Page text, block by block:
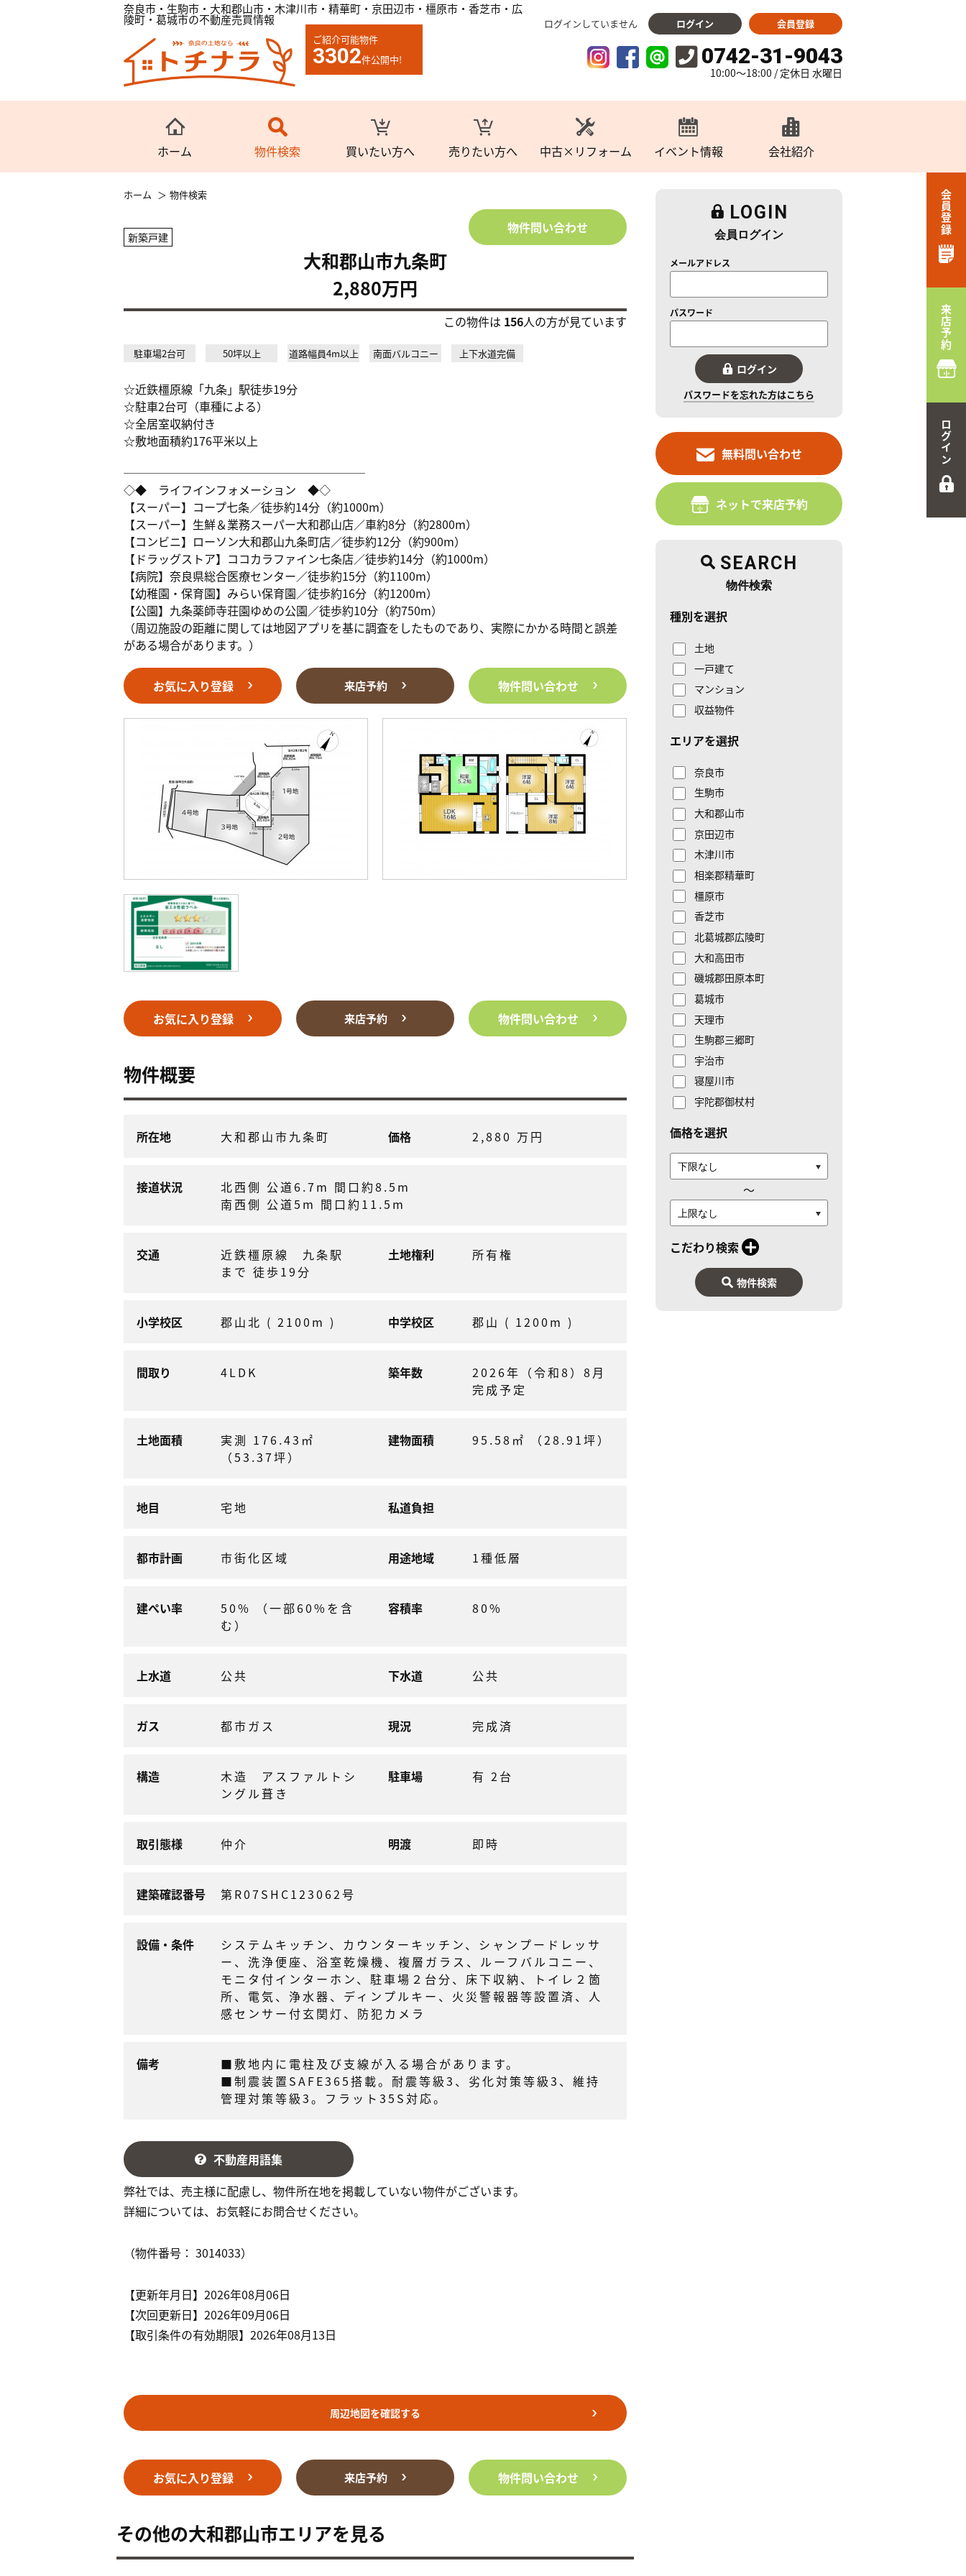
奈良市・生駒市・大和郡山市・木津川市・精華町・京田辺市・橿原市・香芝市・広
陵町・葛城市の不動産売買情報
ご紹介可能物件
3302件公開中!
ログインしていません ログイン 会員登録
0742-31-9043
10:00～18:00 / 定休日 水曜日
ホーム 物件検索 買いたい方へ 売りたい方へ 中古×リフォーム イベント情報 会社紹介
会員登録
来店予約
ログイン
ホーム 物件検索
新築戸建
大和郡山市九条町
2,880万円
物件問い合わせ
この物件は 156人の方が見ています
駐車場2台可 50坪以上 道路幅員4m以上 南面バルコニー 上下水道完備
☆近鉄橿原線「九条」駅徒歩19分
☆駐車2台可（車種による）
☆全居室収納付き
☆敷地面積約176平米以上
─────────────────────
◇◆ ライフインフォメーション ◆◇
【スーパー】コープ七条／徒歩約14分（約1000m）
【スーパー】生鮮＆業務スーパー大和郡山店／車約8分（約2800m）
【コンビニ】ローソン大和郡山九条町店／徒歩約12分（約900m）
【ドラッグストア】ココカラファイン七条店／徒歩約14分（約1000m）
【病院】奈良県総合医療センター／徒歩約15分（約1100m）
【幼稚園・保育園】みらい保育園／徒歩約16分（約1200m）
【公園】九条薬師寺荘園ゆめの公園／徒歩約10分（約750m）
（周辺施設の距離に関しては地図アプリを基に調査をしたものであり、実際にかかる時間と誤差
がある場合があります。）
お気に入り登録 来店予約 物件問い合わせ
お気に入り登録 来店予約 物件問い合わせ
物件概要
所在地 大和郡山市九条町 価格 2,880 万円
接道状況
北西側 公道6.7m 間口約8.5m
南西側 公道5m 間口約11.5m
交通
近鉄橿原線 九条駅
まで 徒歩19分
土地権利 所有権
小学校区 郡山北 ( 2100m ) 中学校区 郡山 ( 1200m )
間取り 4LDK 築年数
2026年（令和8）8月
完成予定
土地面積
実測 176.43㎡
（53.37坪）
建物面積 95.58㎡ （28.91坪）
地目 宅地 私道負担
都市計画 市街化区域 用途地域 1種低層
建ぺい率
50% （一部60%を含
む）
容積率 80%
上水道 公共 下水道 公共
ガス 都市ガス 現況 完成済
構造
木造 アスファルトシ
ングル葺き
駐車場 有 2台
取引態様 仲介 明渡 即時
建築確認番号 第R07SHC123062号
設備・条件
システムキッチン、カウンターキッチン、シャンプードレッサ
ー、洗浄便座、浴室乾燥機、複層ガラス、ルーフバルコニー、
モニタ付インターホン、駐車場２台分、床下収納、トイレ２箇
所、電気、浄水器、ディンプルキー、火災警報器等設置済、人
感センサー付玄関灯、防犯カメラ
備考
■敷地内に電柱及び支線が入る場合があります。
■制震装置SAFE365搭載。耐震等級3、劣化対策等級3、維持
管理対策等級3。フラット35S対応。
不動産用語集
弊社では、売主様に配慮し、物件所在地を掲載していない物件がございます。
詳細については、お気軽にお問合せください。
（物件番号： 3014033）
【更新年月日】2026年08月06日
【次回更新日】2026年09月06日
【取引条件の有効期限】2026年08月13日
周辺地図を確認する
お気に入り登録 来店予約 物件問い合わせ
その他の大和郡山市エリアを見る
LOGIN
会員ログイン
メールアドレス
パスワード
ログイン
パスワードを忘れた方はこちら
無料問い合わせ
ネットで来店予約
SEARCH
物件検索
種別を選択
土地
一戸建て
マンション
収益物件
エリアを選択
奈良市
生駒市
大和郡山市
京田辺市
木津川市
相楽郡精華町
橿原市
香芝市
北葛城郡広陵町
大和高田市
磯城郡田原本町
葛城市
天理市
生駒郡三郷町
宇治市
寝屋川市
宇陀郡御杖村
価格を選択
〜
こだわり検索
物件検索